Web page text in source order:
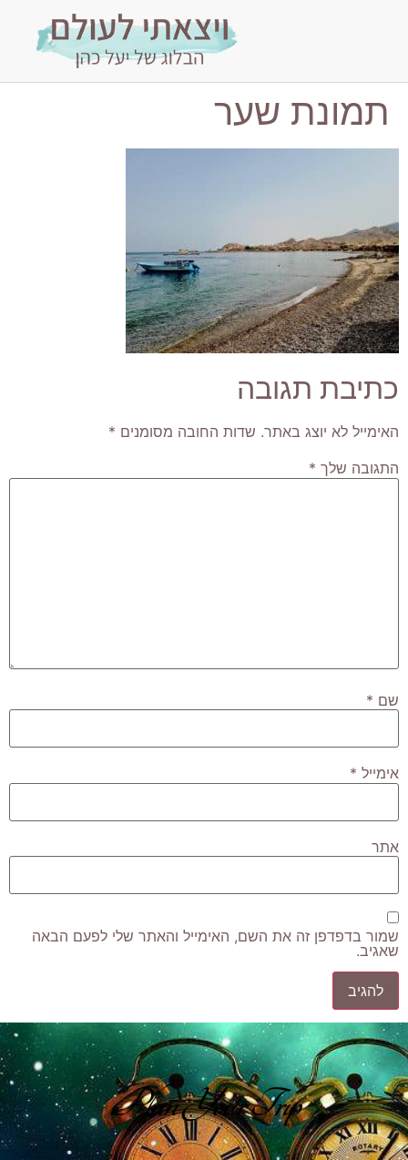
תמונת שער
כתיבת תגובה
האימייל לא יוצג באתר. שדות החובה מסומנים *
התגובה שלך *
שם *
אימייל *
אתר
שמור בדפדפן זה את השם, האימייל והאתר שלי לפעם הבאה
שאגיב.
Plan Your Trip